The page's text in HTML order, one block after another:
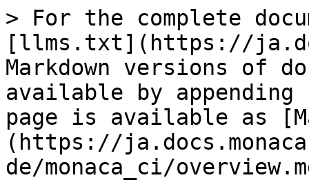
> For the complete
[llms.txt](https://
Markdown versions of
available by
page is available as
(https://
de/monaca_ci/